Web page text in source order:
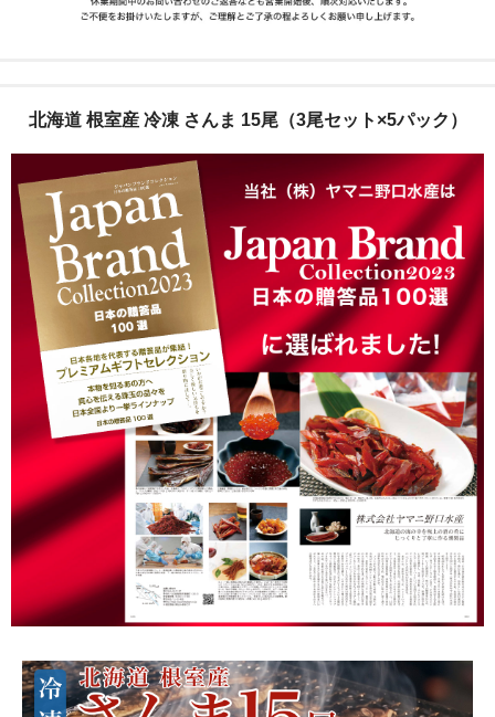
北海道 根室産 冷凍 さんま 15尾（3尾セット×5パック）